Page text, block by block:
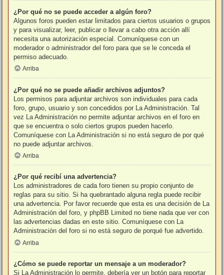
¿Por qué no se puede acceder a algún foro?
Algunos foros pueden estar limitados para ciertos usuarios o grupos
y para visualizar, leer, publicar o llevar a cabo otra acción allí
necesita una autorización especial. Comuníquese con un
moderador o administrador del foro para que se le conceda el
permiso adecuado.
Arriba
¿Por qué no se puede añadir archivos adjuntos?
Los permisos para adjuntar archivos son individuales para cada
foro, grupo, usuario y son concedidos por La Administración. Tal
vez La Administración no permite adjuntar archivos en el foro en
que se encuentra o solo ciertos grupos pueden hacerlo.
Comuníquese con La Administración si no está seguro de por qué
no puede adjuntar archivos.
Arriba
¿Por qué recibí una advertencia?
Los administradores de cada foro tienen su propio conjunto de
reglas para su sitio. Si ha quebrantado alguna regla puede recibir
una advertencia. Por favor recuerde que esta es una decisión de La
Administración del foro, y phpBB Limited no tiene nada que ver con
las advertencias dadas en este sitio. Comuníquese con La
Administración del foro si no está seguro de porqué fue advertido.
Arriba
¿Cómo se puede reportar un mensaje a un moderador?
Si La Administración lo permite, debería ver un botón para reportar